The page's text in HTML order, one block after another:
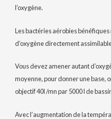
l’oxygène.
Les bactéries aérobies
d’oxygène directement
Vous devez amener autant
moyenne, pour donner une base,
objectif 40l /mn par 5000 l de
Avec l’augmentation de la